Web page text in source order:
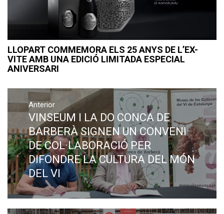
LLOPART COMMEMORA ELS 25 ANYS DE L’EX-
VITE AMB UNA EDICIÓ LIMITADA ESPECIAL
ANIVERSARI
Navegació
d'entrades
Anterior
Previous
post:
VINSEUM I LA DO CONCA DE
BARBERÀ SIGNEN UN CONVENI
DE COL·LABORACIÓ PER
DIFONDRE LA CULTURA DEL MÓN
DEL VI